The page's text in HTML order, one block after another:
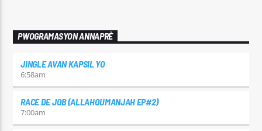
PWOGRAMASYON ANNAPRÈ
JINGLE AVAN KAPSIL YO
6:58am
RACE DE JOB (ALLAHOUMANJAH EP#2)
7:00am